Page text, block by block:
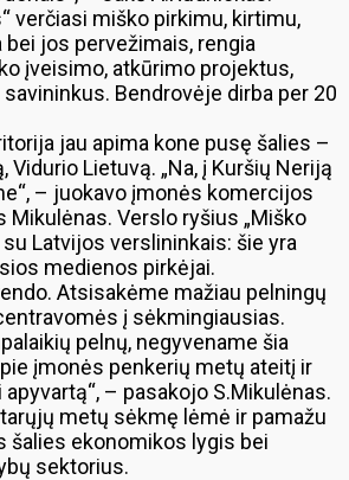
verčiasi miško pirkimu, kirtimu,
jos pervežimais, rengia
įveisimo, atkūrimo projektus,
Bendrovėje dirba per 20
jau apima kone pusę šalies –
Vidurio Lietuvą. „Na, į Kuršių Neriją
– juokavo įmonės komercijos
Mikulėnas. Verslo ryšius „Miško
Latvijos verslininkais: šie yra
medienos pirkėjai.
Atsisakėme mažiau pelningų
į sėkmingiausias.
pelnų, negyvename šia
įmonės penkerių metų ateitį ir
– pasakojo S.Mikulėnas.
metų sėkmę lėmė ir pamažu
šalies ekonomikos lygis bei
sektorius.